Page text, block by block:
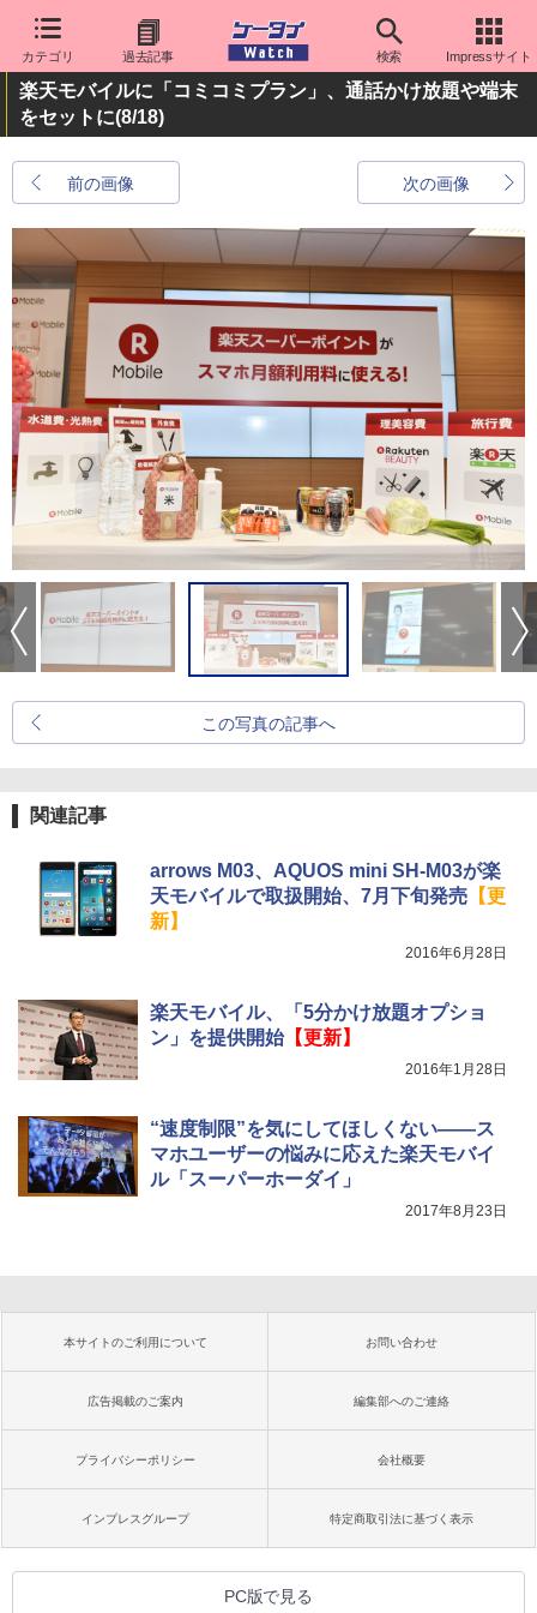
カテゴリ 過去記事 検索 Impressサイト
楽天モバイルに「コミコミプラン」、通話かけ放題や端末
をセットに(8/18)
前の画像 次の画像
この写真の記事へ
関連記事
arrows M03、AQUOS mini SH-M03が楽
天モバイルで取扱開始、7月下旬発売【更
新】
2016年6月28日
楽天モバイル、「5分かけ放題オプショ
ン」を提供開始【更新】
2016年1月28日
“速度制限”を気にしてほしくない――ス
マホユーザーの悩みに応えた楽天モバイ
ル「スーパーホーダイ」
2017年8月23日
本サイトのご利用について お問い合わせ
広告掲載のご案内 編集部へのご連絡
プライバシーポリシー 会社概要
インプレスグループ 特定商取引法に基づく表示
PC版で見る